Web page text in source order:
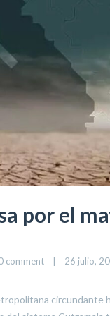
por el
comment 26 julio,